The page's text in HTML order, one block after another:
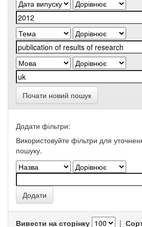
Почати новий пошук
Додати фільтри:
Використовуйте фільтри для
пошуку.
Вивести на сторінку |